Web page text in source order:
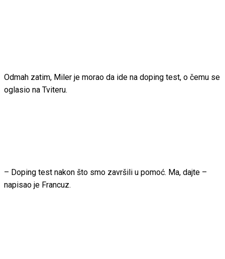
Odmah zatim, Miler je morao da ide na doping test, o čemu se
oglasio na Tviteru.
– Doping test nakon što smo završili u pomoć. Ma, dajte –
napisao je Francuz.